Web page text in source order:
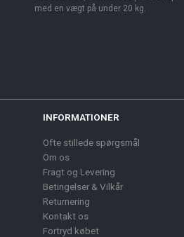
med en vægt på under 20 kg.
INFORMATIONER
Ofte stillede spørgsmål
Om os
Fragt og Levering
Betingelser & Vilkår
Returnering
Kontakt os
Fortryd købet